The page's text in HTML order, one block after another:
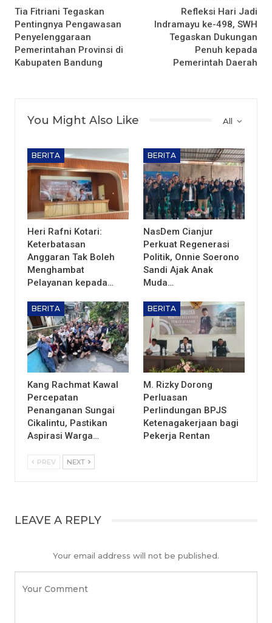
Tia Fitriani Tegaskan
Pentingnya Pengawasan
Penyelenggaraan
Pemerintahan Provinsi di
Kabupaten Bandung
Refleksi Hari Jadi
Indramayu ke-498, SWH
Tegaskan Dukungan
Penuh kepada
Pemerintah Daerah
All
You Might Also Like
BERITA
Heri Rafni Kotari:
Keterbatasan
Anggaran Tak Boleh
Menghambat
Pelayanan kepada…
BERITA
NasDem Cianjur
Perkuat Regenerasi
Politik, Onnie Soerono
Sandi Ajak Anak
Muda…
BERITA
Kang Rachmat Kawal
Percepatan
Penanganan Sungai
Cikalintu, Pastikan
Aspirasi Warga…
BERITA
M. Rizky Dorong
Perluasan
Perlindungan BPJS
Ketenagakerjaan bagi
Pekerja Rentan
PREV NEXT
LEAVE A REPLY
Your email address will not be published.